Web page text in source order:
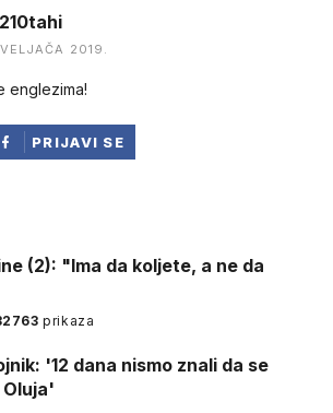
2019.
englezima!
PRIJAVI SE
(2): "Ima da koljete, a ne da
prikaza
'12 dana nismo znali da se
Oluja'